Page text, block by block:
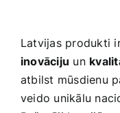
Latvijas produkti
inovāciju un
atbilst mūsdienu
veido unikālu